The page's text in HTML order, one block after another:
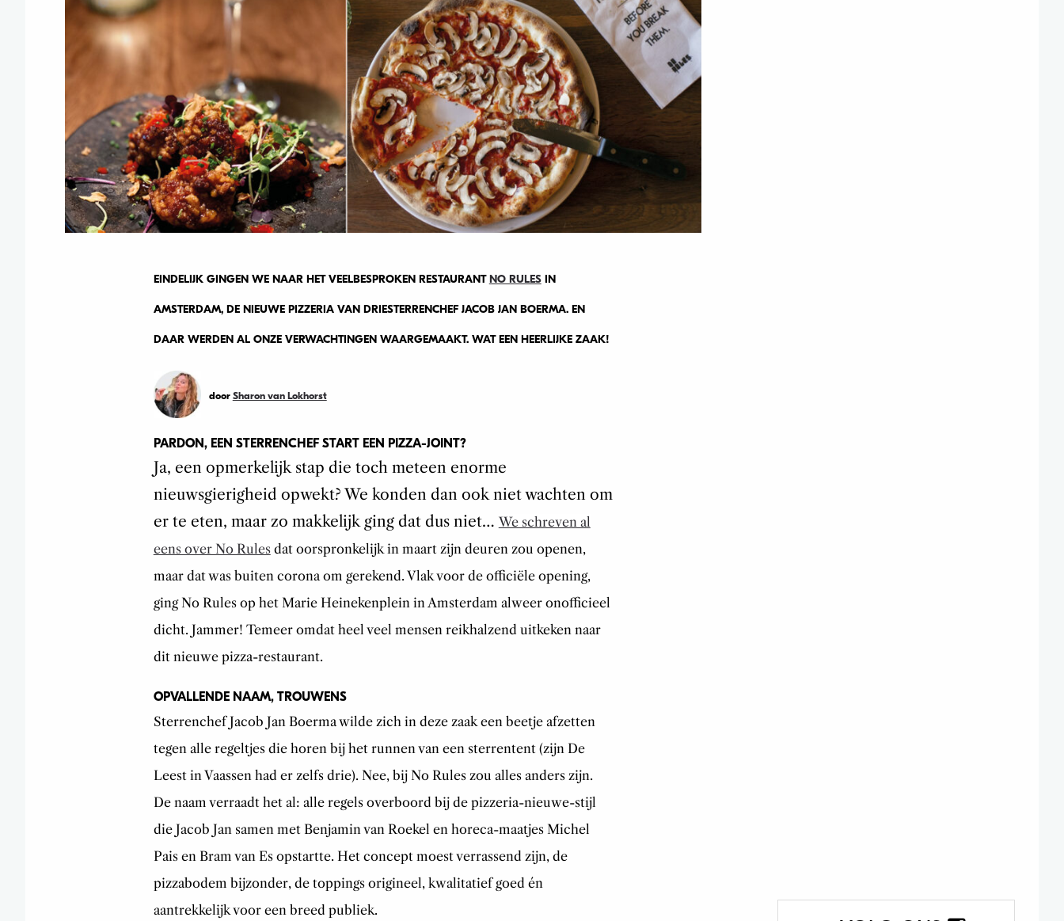
EINDELIJK GINGEN WE NAAR HET VEELBESPROKEN RESTAURANTNO RULESIN
AMSTERDAM, DE NIEUWE PIZZERIA VAN DRIESTERRENCHEF JACOB JAN BOERMA. EN
DAAR WERDEN AL ONZE VERWACHTINGEN WAARGEMAAKT. WAT EEN HEERLIJKE ZAAK!
door Sharon van Lokhorst
PARDON, EEN STERRENCHEF START EEN PIZZA-JOINT?
Ja, een opmerkelijk stap die toch meteen enorme
nieuwsgierigheid opwekt? We konden dan ook niet wachten om
er te eten, maar zo makkelijk ging dat dus niet… We schreven al
eens over No Rulesdat oorspronkelijk in maart zijn deuren zou openen,
maar dat was buiten corona om gerekend. Vlak voor de officiële opening,
ging No Rules op het Marie Heinekenplein in Amsterdam alweer onofficieel
dicht. Jammer! Temeer omdat heel veel mensen reikhalzend uitkeken naar
dit nieuwe pizza-restaurant.
OPVALLENDE NAAM, TROUWENS
Sterrenchef Jacob Jan Boerma wilde zich in deze zaak een beetje afzetten
tegen alle regeltjes die horen bij het runnen van een sterrentent (zijn De
Leest in Vaassen had er zelfs drie). Nee, bij No Rules zou alles anders zijn.
De naam verraadt het al: alle regels overboord bij de pizzeria-nieuwe-stijl
die Jacob Jan samen met Benjamin van Roekel en horeca-maatjes Michel
Pais en Bram van Es opstartte. Het concept moest verrassend zijn, de
pizzabodem bijzonder, de toppings origineel, kwalitatief goed én
aantrekkelijk voor een breed publiek.